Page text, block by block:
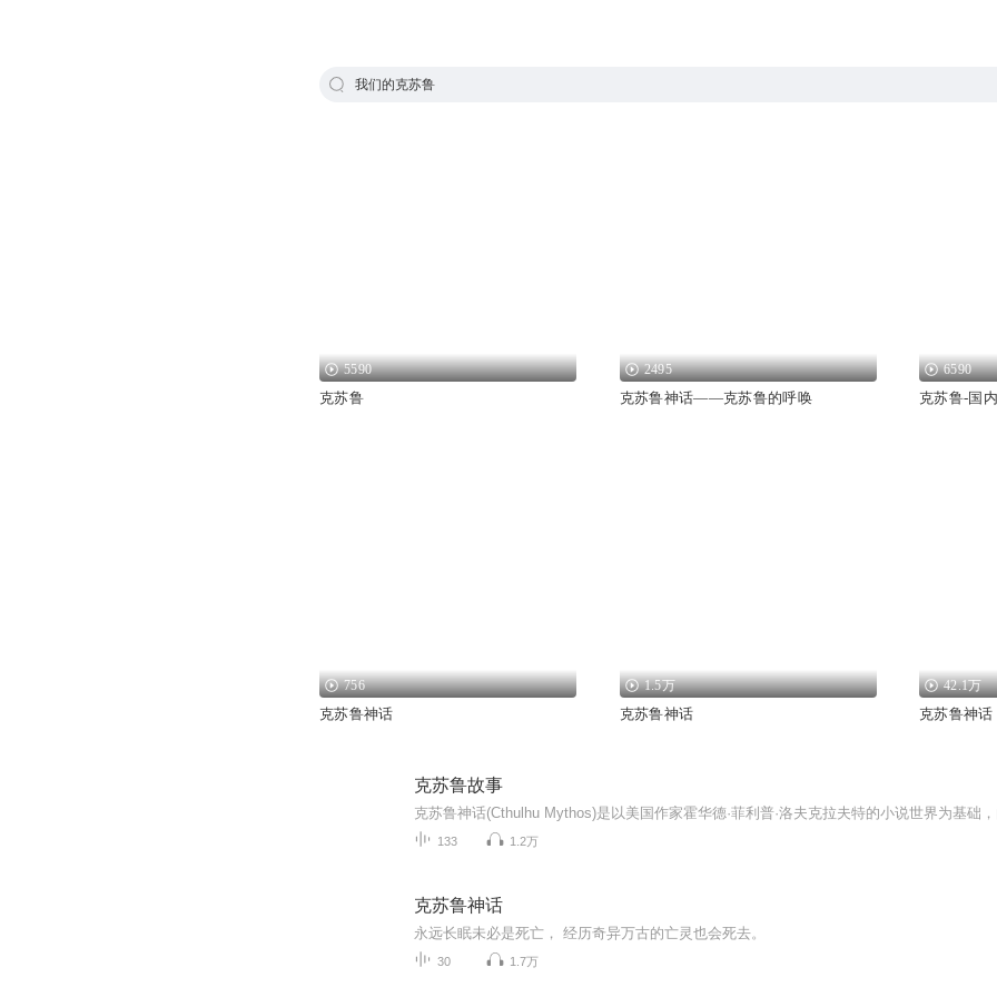
我们的克苏鲁
5590
克苏鲁
2495
克苏鲁神话——克苏鲁的呼唤
6590
克苏鲁-国
756
克苏鲁神话
1.5万
克苏鲁神话
42.1万
克苏鲁神话
克苏鲁故事
133 1.2万
克苏鲁神话
永远长眠未必是死亡， 经历奇异万古的亡灵也会死去。
30 1.7万